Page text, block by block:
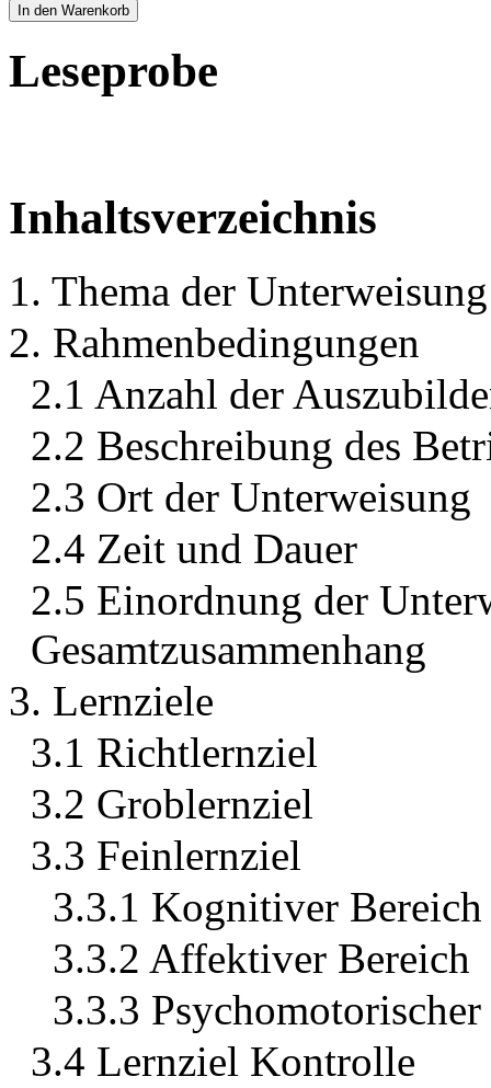
In den Warenkorb
Leseprobe
Inhaltsverzeichnis
1. Thema der Unterweisung
2. Rahmenbedingungen
2.1 Anzahl der
2.2 Beschreibung des
2.3 Ort der Unterweisung
2.4 Zeit und Dauer
2.5 Einordnung der
Gesamtzusammenhang
3. Lernziele
3.1 Richtlernziel
3.2 Groblernziel
3.3 Feinlernziel
3.3.1 Kognitiver Bereich
3.3.2 Affektiver Bereich
3.3.3
3.4 Lernziel Kontrolle